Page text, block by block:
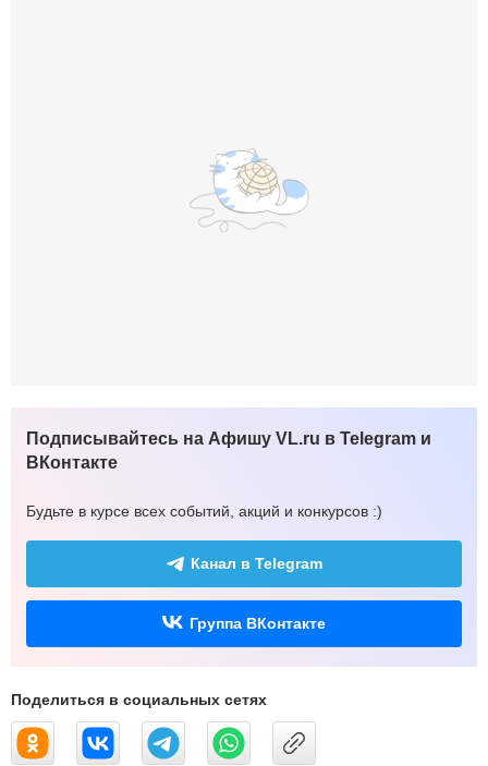
Подписывайтесь на Афишу VL.ru в Telegram и
ВКонтакте
Будьте в курсе всех событий, акций и конкурсов :)
Канал в Telegram
Группа ВКонтакте
Поделиться в социальных сетях